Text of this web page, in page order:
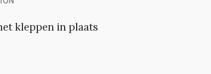
kleppen in plaats